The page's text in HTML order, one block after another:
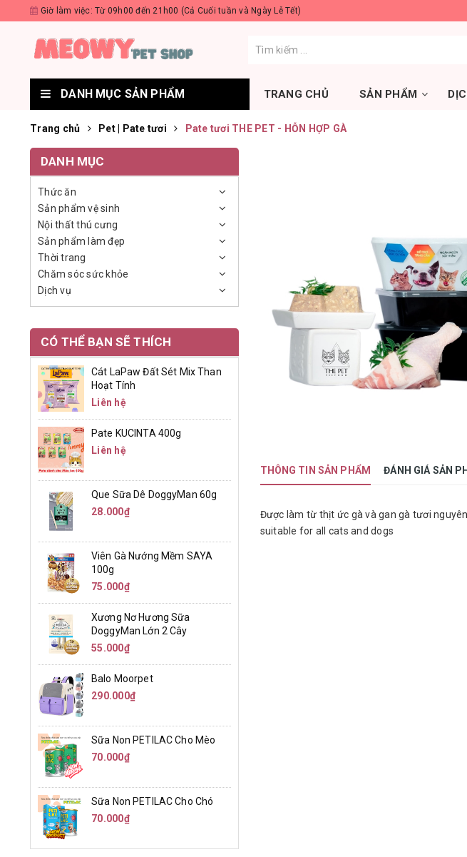
Giờ làm việc: Từ 09h00 đến 21h00 (Cả Cuối tuần và Ngày Lễ Tết)
DANH MỤC SẢN PHẨM TRANG CHỦ SẢN PHẨM
Trang chủ Pet | Pate tươi Pate tươi THE PET - HỖN HỢP GÀ
THÔNG TIN SẢN PHẨM ĐÁNH GIÁ SẢN
Được làm từ thịt ức gà và gan gà tươi
suitable for all cats and dogs
DANH MỤC
Thức ăn
Sản phẩm vệ sinh
Nội thất thú cưng
Sản phẩm làm đẹp
Thời trang
Chăm sóc sức khỏe
Dịch vụ
CÓ THỂ BẠN SẼ THÍCH
Cát LaPaw Đất Sét Mix Than
Hoạt Tính
Liên hệ
Pate KUCINTA 400g
Liên hệ
Que Sữa Dê DoggyMan 60g
28.000₫
Viên Gà Nướng Mềm SAYA
100g
75.000₫
Xương Nơ Hương Sữa
DoggyMan Lớn 2 Cây
55.000₫
Balo Moorpet
290.000₫
Sữa Non PETILAC Cho Mèo
70.000₫
Sữa Non PETILAC Cho Chó
70.000₫